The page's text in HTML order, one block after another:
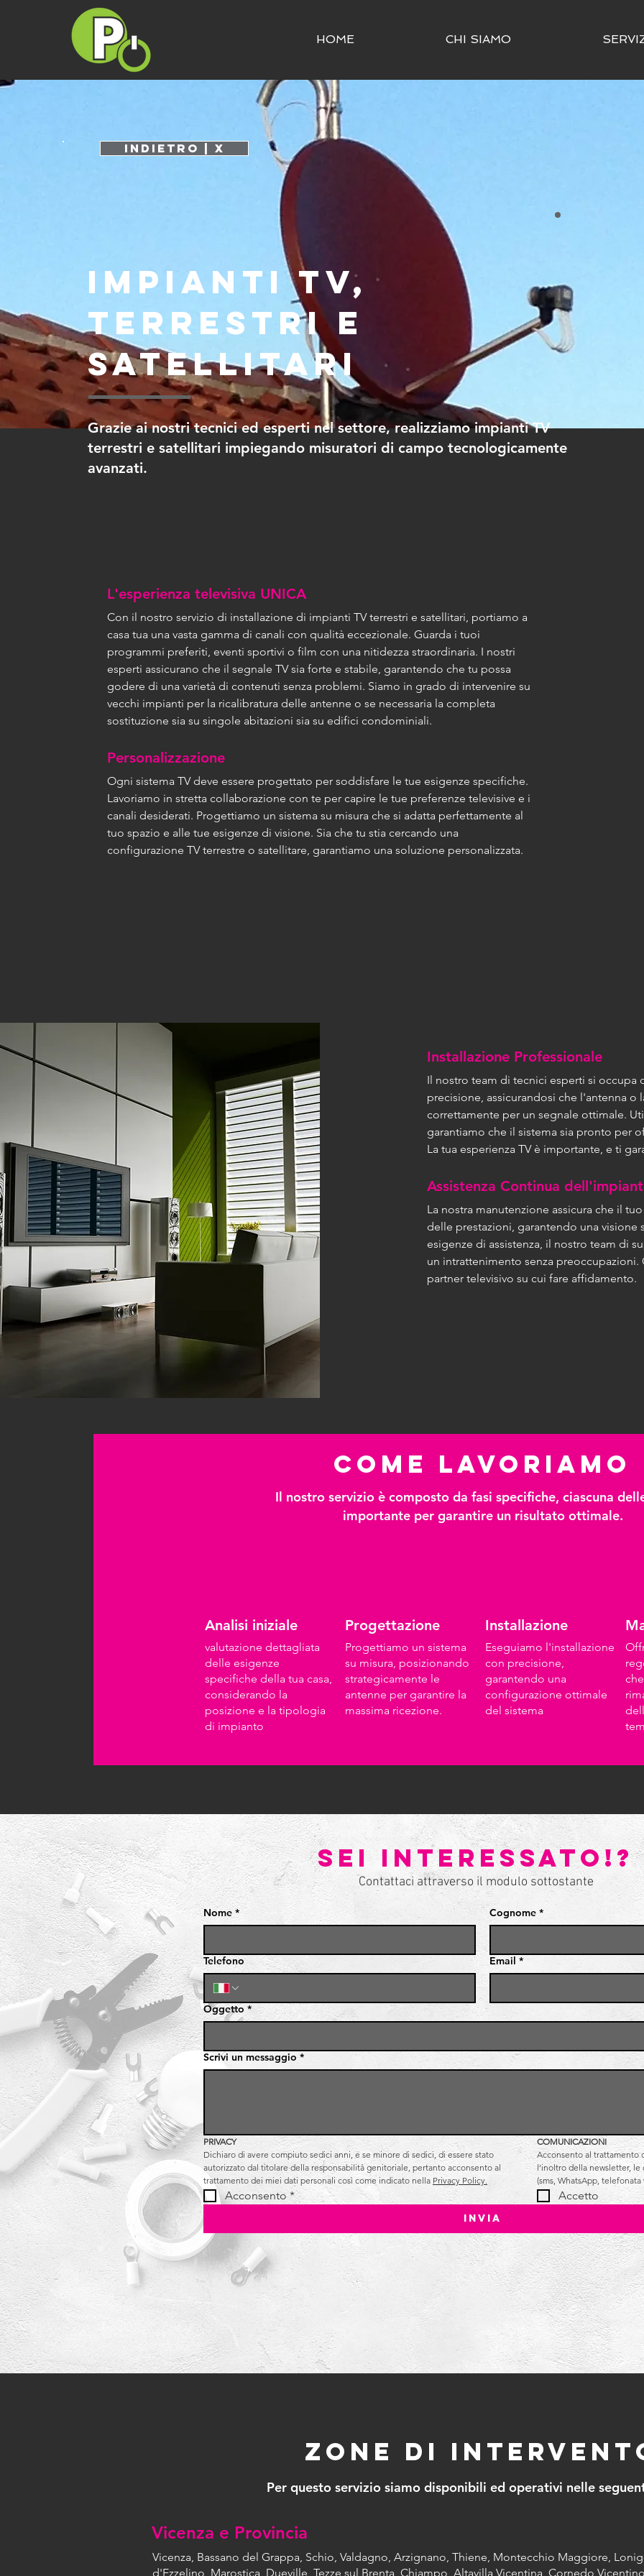
HOME CHI SIAMO
INDIETRO | X
Impianti TV,
terrestri e
satellitari
Grazie ai nostri tecnici ed esperti nel settore, realizziamo impianti TV
terrestri e satellitari impiegando misuratori di campo tecnologicamente
avanzati.
L'esperienza televisiva UNICA
Con il nostro servizio di installazione di impianti TV terrestri e satellitari, portiamo a
casa tua una vasta gamma di canali con qualità eccezionale. Guarda i tuoi
programmi preferiti, eventi sportivi o film con una nitidezza straordinaria. I nostri
esperti assicurano che il segnale TV sia forte e stabile, garantendo che tu possa
godere di una varietà di contenuti senza problemi. Siamo in grado di intervenire su
vecchi impianti per la ricalibratura delle antenne o se necessaria la completa
sostituzione sia su singole abitazioni sia su edifici condominiali.
Personalizzazione
Ogni sistema TV deve essere progettato per soddisfare le tue esigenze specifiche.
Lavoriamo in stretta collaborazione con te per capire le tue preferenze televisive e i
canali desiderati. Progettiamo un sistema su misura che si adatta perfettamente al
tuo spazio e alle tue esigenze di visione. Sia che tu stia cercando una
configurazione TV terrestre o satellitare, garantiamo una soluzione personalizzata.
Installazione Professionale
Il nostro team di tecnici esperti si occupa
precisione, assicurandosi che l'antenna o
correttamente per un segnale ottimale.
garantiamo che il sistema sia pronto per
La tua esperienza TV è importante, e ti
Assistenza Continua
La nostra manutenzione assicura che il
delle prestazioni, garantendo una
esigenze di assistenza, il nostro team di
un intrattenimento senza
partner televisivo su cui fare affidamento.
COME LAVORIAMO
Il nostro servizio è composto da fasi specifiche, ciascuna
importante per garantire un risultato ottimale.
Analisi iniziale
valutazione dettagliata
delle esigenze
specifiche della tua casa,
considerando la
posizione e la tipologia
di impianto
Progettazione
Progettiamo un sistema
su misura, posizionando
strategicamente le
antenne per garantire la
massima ricezione.
Installazione
Eseguiamo l'installazione
con precisione,
garantendo una
configurazione ottimale
del sistema
sei interessato!?
Contattaci attraverso il modulo sottostante
Nome * Cognome *
Telefono Email *
Oggetto *
Scrivi un messaggio *
PRIVACY
Dichiaro di avere compiuto sedici anni, e se minore di sedici, di essere stato
autorizzato dal titolare della responsabilità genitoriale, pertanto acconsento al
trattamento dei miei dati personali così come indicato nella Privacy Policy.
COMUNICAZIONI
Acconsento al trattamento
l’inoltro della newsletter,
(sms, WhatsApp, telefonata
Acconsento * Accetto
Invia
Zone di
Per questo servizio siamo disponibili ed operativi nelle
Vicenza e Provincia
Vicenza, Bassano del Grappa, Schio, Valdagno, Arzignano, Thiene, Montecchio Maggiore,
d'Ezzelino, Marostica, Dueville, Tezze sul Brenta, Chiampo, Altavilla Vicentina, Cornedo